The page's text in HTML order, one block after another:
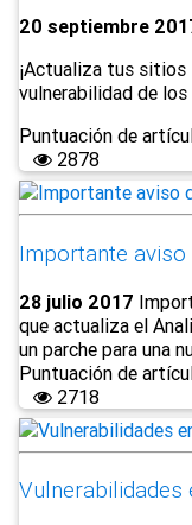
20 septiembre
¡Actualiza tus sitios
vulnerabilidad de
Puntuación de
2878
Importante aviso
28 julio 2017
que actualiza el
un parche para una
Puntuación de
2718
Vulnerabilidades